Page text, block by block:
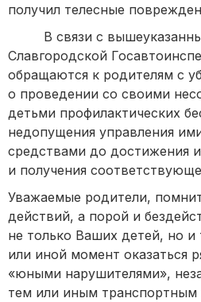
получил телесные
В связи с
Славгородской
обращаются к родителям с
о проведении со своими
детьми профилактических
недопущения управления
средствами до достижения
и получения
Уважаемые родители,
действий, а порой и
не только Ваших детей, но и
или иной момент оказаться
«юными нарушителями»,
тем или иным транспортным